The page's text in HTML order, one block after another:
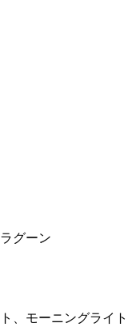
グーン
、モーニングライト